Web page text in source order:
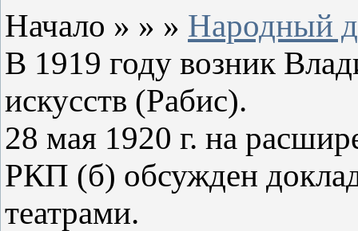
Начало » » » Народный
В 1919 году возник
искусств (Рабис).
28 мая 1920 г. на
РКП (б) обсужден
театрами.